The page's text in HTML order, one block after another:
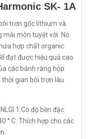
SK- 1A
trơn gốc lithium và
mài mòn tuyệt vời. Nó
hợp chất organic
đạt được hiệu quả cao
các bánh răng hộp
gian bôi trơn lâu
1.Có độ bền đặc
° C. Thích hợp cho các